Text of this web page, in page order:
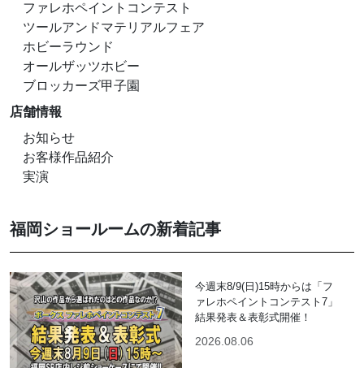
ファレホペイントコンテスト
ツールアンドマテリアルフェア
ホビーラウンド
オールザッツホビー
ブロッカーズ甲子園
店舗情報
お知らせ
お客様作品紹介
実演
福岡ショールームの新着記事
今週末8/9(日)15時からは「フ
ァレホペイントコンテスト7」
結果発表＆表彰式開催！
2026.08.06